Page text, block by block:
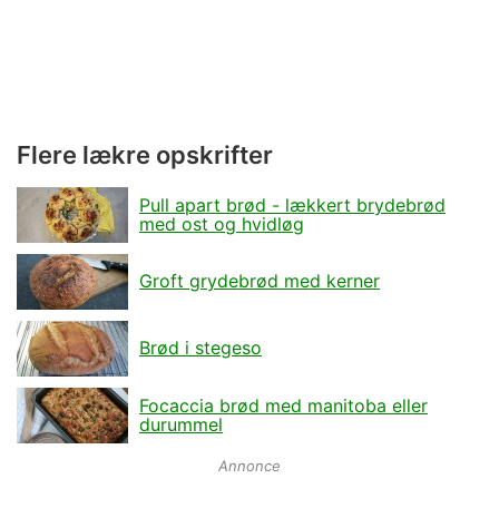
Flere lækre opskrifter
Pull apart brød - lækkert brydebrød
med ost og hvidløg
Groft grydebrød med kerner
Brød i stegeso
Focaccia brød med manitoba eller
durummel
Annonce